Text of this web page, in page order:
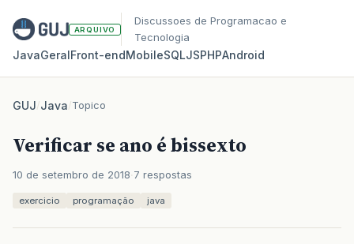
ARQUIVO
Discussoes de Programacao e
Tecnologia
JavaGeralFront‑endMobileSQLJSPHPAndroid
GUJ/Java/Topico
Verificar se ano é bissexto
10 de setembro de 2018 7 respostas
exercicio programação java